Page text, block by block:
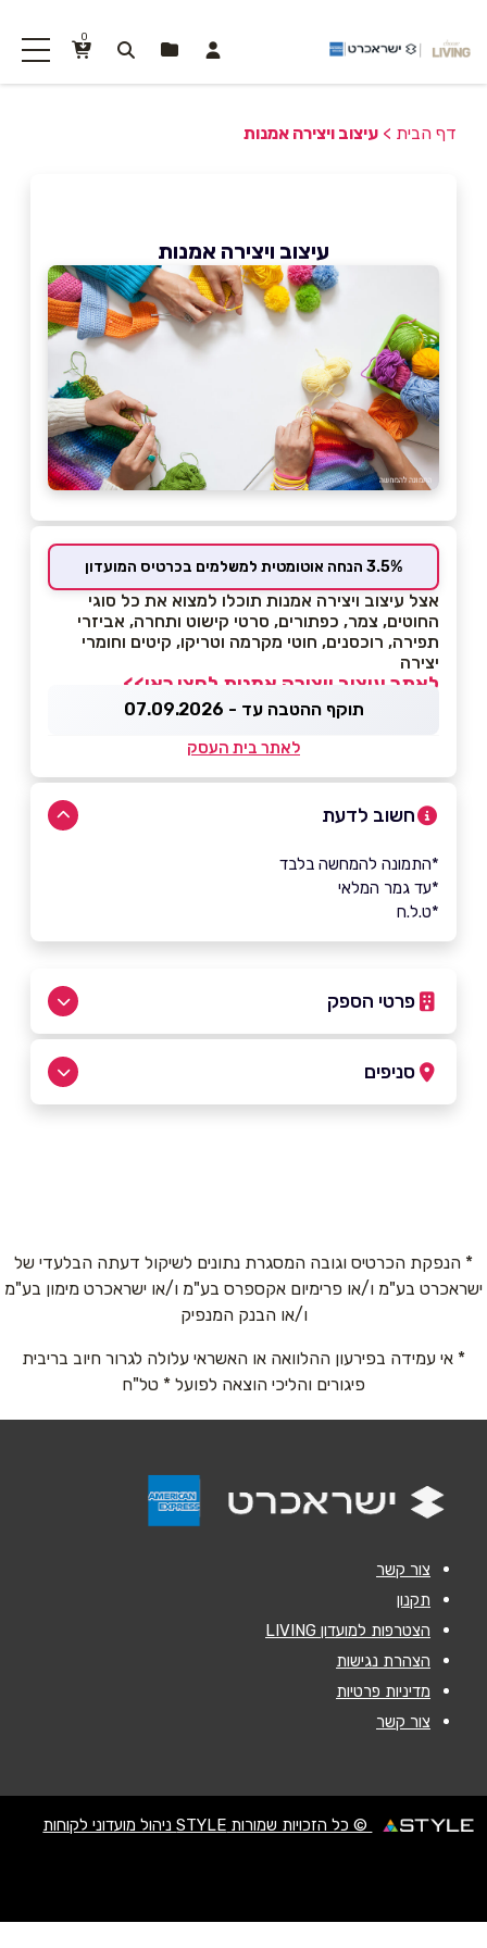
0
דף הבית > עיצוב ויצירה אמנות
עיצוב ויצירה אמנות
3.5% הנחה אוטומטית למשלמים בכרטיס המועדון
אצל עיצוב ויצירה אמנות תוכלו למצוא את כל סוגי
החוטים, צמר, כפתורים, סרטי קישוט ותחרה, אביזרי
תפירה, רוכסנים, חוטי מקרמה וטריקו, קיטים וחומרי
יצירה
לאתר עיצוב ויצירה אמנות לחצו כאן>>
תוקף ההטבה עד - 07.09.2026
לאתר בית העסק
חשוב לדעת
*התמונה להמחשה בלבד
*עד גמר המלאי
*ט.ל.ח
פרטי הספק
באתר
טלפון*
אימייל*
סניפים
* הנפקת הכרטיס וגובה המסגרת נתונים לשיקול דעתה הבלעדי של
ישראכרט בע"מ ו/או פרימיום אקספרס בע"מ ו/או ישראכרט מימון בע"מ
ו/או הבנק המנפיק
* אי עמידה בפירעון ההלוואה או האשראי עלולה לגרור חיוב בריבית
פיגורים והליכי הוצאה לפועל * טל"ח
צור קשר
תקנון
הצטרפות למועדון LIVING
הצהרת נגישות
מדיניות פרטיות
צור קשר
© כל הזכויות שמורות STYLE ניהול מועדוני לקוחות